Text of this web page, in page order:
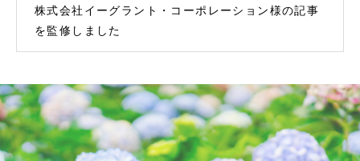
株式会社イーグラント・コーポレーション様の記事
を監修しました